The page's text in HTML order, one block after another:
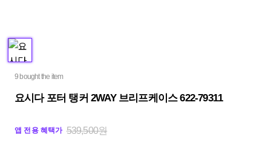
9 bought the item
요시다 포터 탱커 2WAY 브리프케이스 622-79311
앱 전용 혜택가 539,500원